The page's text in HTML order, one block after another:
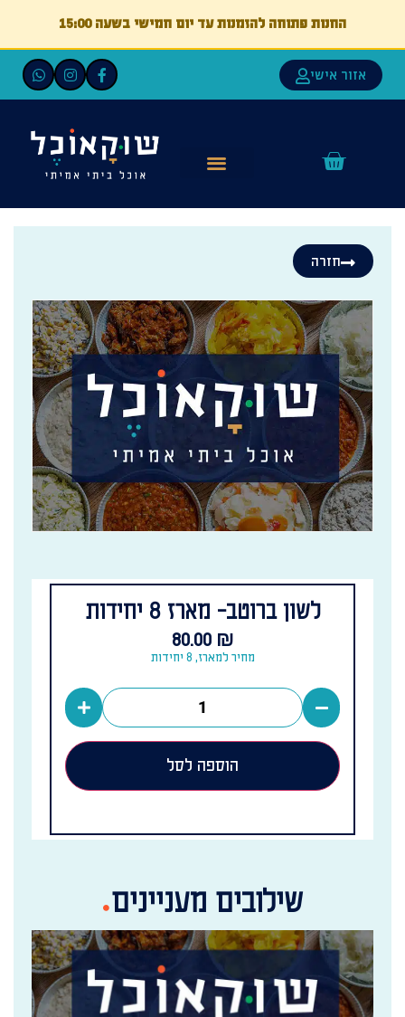
החנות פתוחה להזמנות עד יום חמישי בשעה 15:00
אזור אישי
חזרה
לשון ברוטב- מארז 8 יחידות
80.00 ₪
מחיר למארז, 8 יחידות
הוספה לסל
שילובים מעניינים